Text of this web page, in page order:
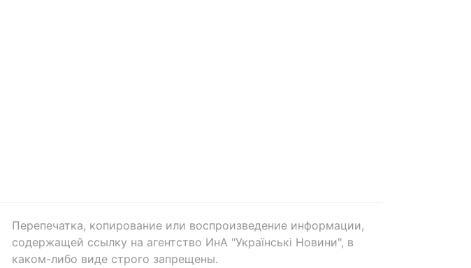
Перепечатка, копирование или воспроизведение информации,
содержащей ссылку на агентство ИнА "Українські Новини", в
каком-либо виде строго запрещены.